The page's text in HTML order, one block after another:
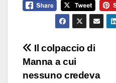
Navigazione
articoli
Il colpaccio di
Manna a cui
nessuno credeva